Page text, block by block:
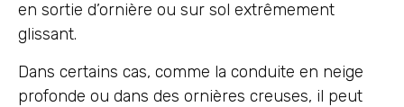
en sortie d’ornière ou sur sol extrêmement
glissant.
Dans certains cas, comme la conduite en neige
profonde ou dans des ornières creuses, il peut